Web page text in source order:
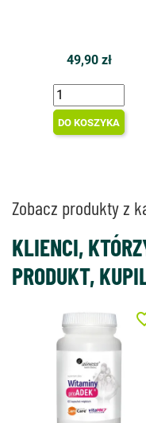
49,90 zł
DO KOSZYKA
Zobacz produkty z
KLIENCI,
PRODUKT,